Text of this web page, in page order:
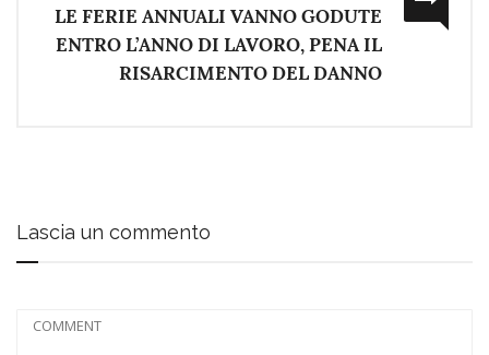
LE FERIE ANNUALI VANNO GODUTE
ENTRO L’ANNO DI LAVORO, PENA IL
RISARCIMENTO DEL DANNO
Lascia un commento